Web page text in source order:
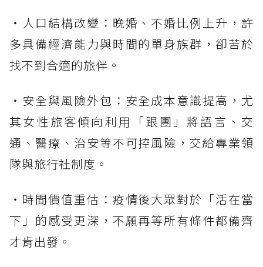
・人口結構改變：晚婚、不婚比例上升，許
多具備經濟能力與時間的單身族群，卻苦於
找不到合適的旅伴。
・安全與風險外包：安全成本意識提高，尤
其女性旅客傾向利用「跟團」將語言、交
通、醫療、治安等不可控風險，交給專業領
隊與旅行社制度。
・時間價值重估：疫情後大眾對於「活在當
下」的感受更深，不願再等所有條件都備齊
才肯出發。